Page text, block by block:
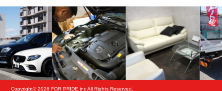
Copyright© 2026 FOR PRIDE.inc All Rights Reserved.